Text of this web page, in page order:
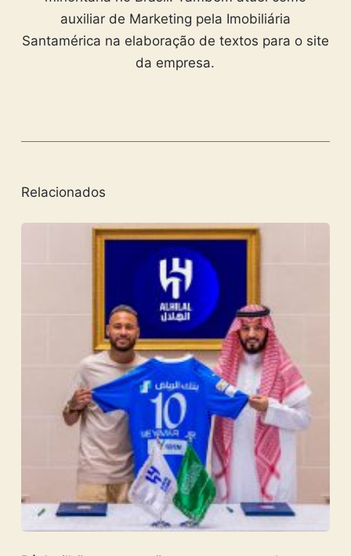
auxiliar de Marketing pela Imobiliária
Santamérica na elaboração de textos para o site
da empresa.
Relacionados